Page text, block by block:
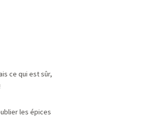
ce qui est sûr,
les épices